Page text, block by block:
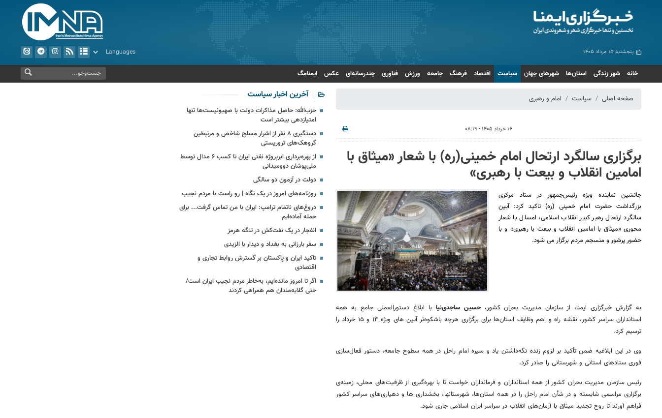
پنجشنبه ۱۵ مرداد ۱۴۰۵
خانه شهر زندگی استان‌ها شهرهای جهان سیاست اقتصاد فرهنگ جامعه ورزش فناوری چندرسانه‌ای عکس ایمنامگ
صفحه اصلی سیاست امام و رهبری
۱۴ خرداد ۱۴۰۵ - ۰۸:۱۹
برگزاری سالگرد ارتحال امام خمینی(ره) با شعار «میثاق با
امامین انقلاب و بیعت با رهبری»
جانشین نماینده ویژه رئیس‌جمهور در ستاد مرکزی
بزرگداشت حضرت امام خمینی (ره) تاکید کرد: آیین
سالگرد ارتحال رهبر کبیر انقلاب اسلامی، امسال با شعار
محوری «میثاق با امامین انقلاب و بیعت با رهبری» و با
حضور پرشور و منسجم مردم برگزار می شود.
به گزارش خبرگزاری ایمنا، از سازمان مدیریت بحران کشور،حسین ساجدی‌نیا با ابلاغ دستورالعملی جامع به همه
استانداران سراسر کشور، نقشه راه و اهم وظایف استان‌ها برای برگزاری هرچه باشکوه‌تر آیین های ویژه ۱۴ و ۱۵ خرداد را
ترسیم کرد.
وی در این ابلاغیه ضمن تأکید بر لزوم زنده نگه‌داشتن یاد و سیره امام راحل در همه سطوح جامعه، دستور فعال‌سازی
فوری ستادهای استانی و شهرستانی را صادر کرد.
رئیس سازمان مدیریت بحران کشور از همه استانداران و فرمانداران خواست تا با بهره‌گیری از ظرفیت‌های محلی، زمینه‌ی
برگزاری مراسمی شایسته و در شأن امام راحل را در همه استان‌ها، شهرستانها، بخشداری ها و دهیاری‌های سراسر کشور
فراهم آورند تا روح تجدید میثاق با آرمان‌های انقلاب در سراسر ایران اسلامی جاری شود.
آخرین اخبار سیاست
حزب‌الله: حاصل مذاکرات دولت با صهیونیست‌ها تنها
امتیازدهی‌ بیشتر است
دستگیری ۸ نفر از اشرار مسلح شاخص و مرتبطین
گروهک‌های تروریستی
از بهره‌برداری ابرپروژه نفتی ایران تا کسب ۶ مدال توسط
ملی‌پوشان دوومیدانی
دولت در آزمون دو سالگی
روزنامه‌های امروز در یک نگاه | رو راست با مردم نجیب
دروغ‌های ناتمام ترامپ: ایران با من تماس گرفت... برای
حمله آماده‌ایم
انفجار در یک نفت‌کش در تنگه هرمز
سفر بارزانی به بغداد و دیدار با الزیدی
تاکید ایران و پاکستان بر گسترش روابط تجاری و
اقتصادی
اگر تا امروز مانده‌ایم، به‌خاطر مردم نجیب ایران است/
حتی گلایه‌مندان هم همراهی کردند